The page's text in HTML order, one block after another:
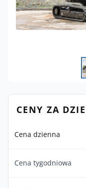
CENY ZA
Cena dzienna
Cena tygodniowa